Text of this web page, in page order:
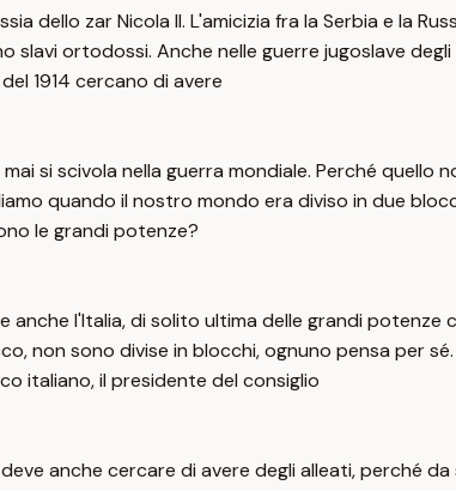
dello zar Nicola II. L'amicizia fra la Serbia e la
ortodossi. Anche nelle guerre jugoslave degli
1914 cercano di avere
si scivola nella guerra mondiale. Perché quello
quando il nostro mondo era diviso in due
le grandi potenze?
anche l'Italia, di solito ultima delle grandi
non sono divise in blocchi, ognuno pensa per
italiano, il presidente del consiglio
anche cercare di avere degli alleati, perché